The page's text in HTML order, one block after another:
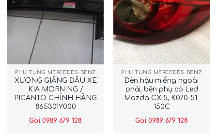
PHỤ TÙNG MERCEDES-BENZ
XƯƠNG GIẰNG ĐẦU XE
KIA MORNING /
PICANTO CHÍNH HÃNG
865301Y000
Gọi 0989 679 128
PHỤ TÙNG MERCEDES-BENZ
Đèn hậu miếng ngoài
phải, bên phụ có Led
Mazda CX-5, K070-51-
150C
Gọi 0989 679 128